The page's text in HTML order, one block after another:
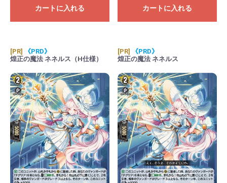
カートに入れる カートに入れる
[PR]
《PRD》
煌正の魔法 ネネルス（H仕様）
[PR]
《PRD》
煌正の魔法 ネネルス